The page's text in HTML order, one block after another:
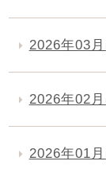
2026年03
2026年02
2026年01